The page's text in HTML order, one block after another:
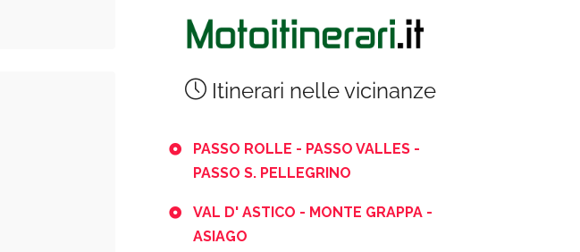
Itinerari nelle vicinanze
PASSO ROLLE - PASSO VALLES -
PASSO S. PELLEGRINO
VAL D' ASTICO - MONTE GRAPPA -
ASIAGO